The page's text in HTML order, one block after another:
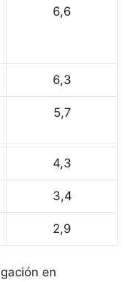
6,6
6,3
5,7
4,3
3,4
2,9
en